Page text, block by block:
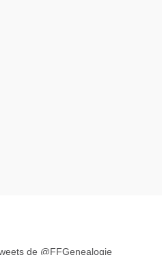
de @FFGenealogie